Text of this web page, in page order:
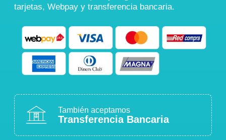
tarjetas, Webpay y transferencia bancaria.
También aceptamos
Transferencia Bancaria